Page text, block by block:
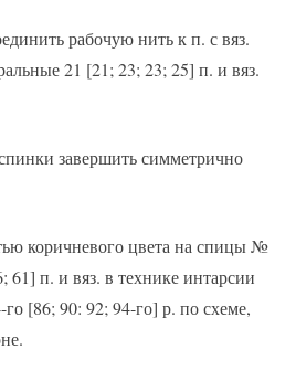
рабочую нить к п. с вяз.
21 [21; 23; 23; 25] п. и вяз.
завершить симметрично
коричневого цвета на спицы №
61] п. и вяз. в технике интарсии
[86; 90: 92; 94-го] р. по схеме,